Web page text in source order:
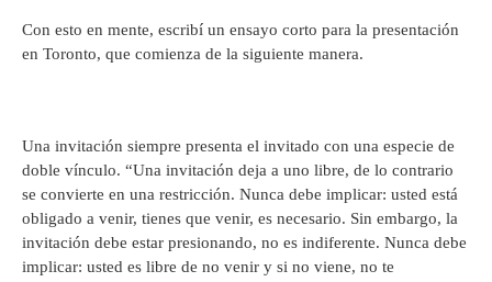
Con esto en mente, escribí un ensayo corto para la presentación
en Toronto, que comienza de la siguiente manera.
Una invitación siempre presenta el invitado con una especie de
doble vínculo. “Una invitación deja a uno libre, de lo contrario
se convierte en una restricción. Nunca debe implicar: usted está
obligado a venir, tienes que venir, es necesario. Sin embargo, la
invitación debe estar presionando, no es indiferente. Nunca debe
implicar: usted es libre de no venir y si no viene, no te